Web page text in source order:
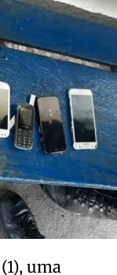
uma